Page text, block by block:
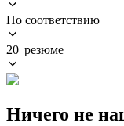
По соответствию
20 резюме
Ничего не